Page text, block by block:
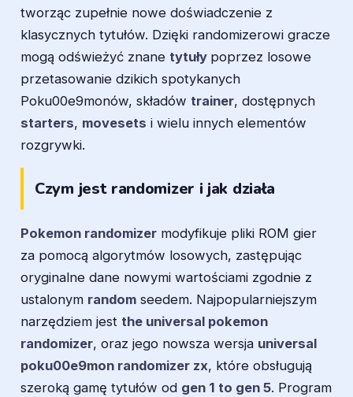
tworząc zupełnie nowe doświadczenie z
klasycznych tytułów. Dzięki randomizerowi gracze
mogą odświeżyć znane tytuły poprzez losowe
przetasowanie dzikich spotykanych
Poku00e9monów, składów trainer, dostępnych
starters, movesets i wielu innych elementów
rozgrywki.
Czym jest randomizer i jak działa
Pokemon randomizer modyfikuje pliki ROM gier
za pomocą algorytmów losowych, zastępując
oryginalne dane nowymi wartościami zgodnie z
ustalonym random seedem. Najpopularniejszym
narzędziem jest the universal pokemon
randomizer, oraz jego nowsza wersja universal
poku00e9mon randomizer zx, które obsługują
szeroką gamę tytułów od gen 1 to gen 5. Program